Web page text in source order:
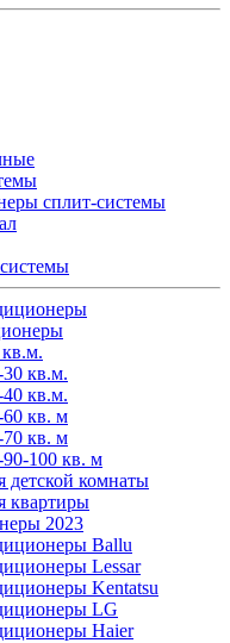
сплит-системы
кв.м.
кв.м.
кв. м
кв. м
100 кв. м
комнаты
квартиры
2023
Ballu
Lessar
Kentatsu
LG
Haier